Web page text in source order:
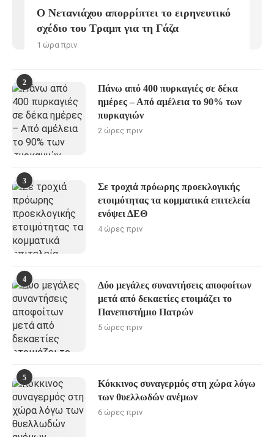
Ο Νετανιάχου απορρίπτει το ειρηνευτικό
σχέδιο του Τραμπ για τη Γάζα
1 ώρα πριν
2
Πάνω από 400 πυρκαγιές σε δέκα
ημέρες – Από αμέλεια το 90% των
πυρκαγιών
2 ώρες πριν
3
Σε τροχιά πρόωρης προεκλογικής
ετοιμότητας τα κομματικά επιτελεία
ενόψει ΔΕΘ
4 ώρες πριν
4
Δύο μεγάλες συναντήσεις αποφοίτων
μετά από δεκαετίες ετοιμάζει το
Πανεπιστήμιο Πατρών
5 ώρες πριν
5
Κόκκινος συναγερμός στη χώρα λόγω
των θυελλωδών ανέμων
6 ώρες πριν